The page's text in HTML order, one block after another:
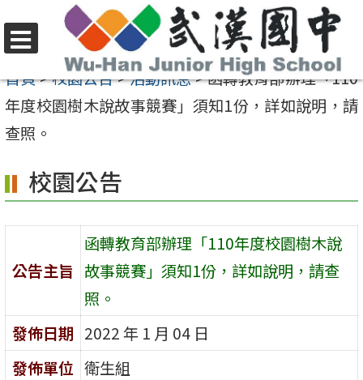
至
要
內
區
選
單
首頁>校園公告>活動訊息>函轉教育部辦理「110
年度校園樹木說故事競賽」須知1份，詳如說明，請
查照。
校園公告
公告主旨
函轉教育部辦理「110年度校園樹木說
故事競賽」須知1份，詳如說明，請查
照。
發佈日期 2022 年 1 月 04 日
發佈單位 衛生組